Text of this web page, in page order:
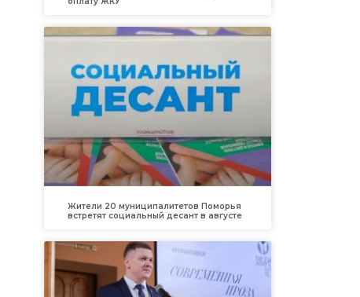
Жители 20 муниципалитетов Поморья
встретят социальный десант в августе